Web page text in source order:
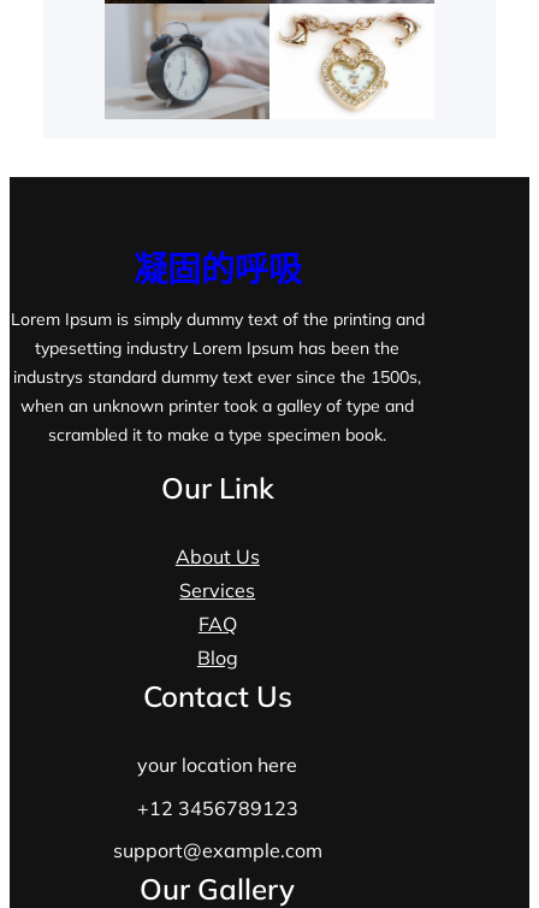
凝固的呼吸
Lorem Ipsum is simply dummy text of the printing and
typesetting industry Lorem Ipsum has been the
industrys standard dummy text ever since the 1500s,
when an unknown printer took a galley of type and
scrambled it to make a type specimen book.
Our Link
About Us
Services
FAQ
Blog
Contact Us
your location here
+12 3456789123
support@example.com
Our Gallery